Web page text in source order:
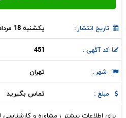
تاریخ انتشار : یکشنبه 18 مرداد 1405
کد آگهی : 451
شهر : تهران
مبلغ : تماس بگیرید
برای اطلاعات بیشتر ، مشاوره و